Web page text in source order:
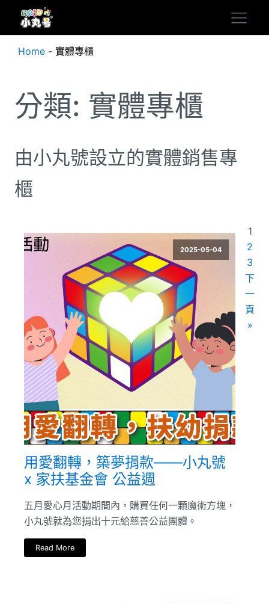
Home - 實體專櫃
分類: 實體專櫃
由小丸號設立的實體銷售專
櫃
2025-05-04
用愛翻轉，築夢捐款——小丸號
x 家扶基金會 公益週
五月愛心月活動期間內，購買任何一顆魔術方塊，
小丸號就為您捐出十元給慈善公益團體。
Read More
1
2
3
下
一
頁
»